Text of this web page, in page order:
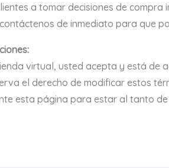
a tomar decisiones de compra
de inmediato para que
virtual, usted acepta y está de
el derecho de modificar estos
esta página para estar al tanto